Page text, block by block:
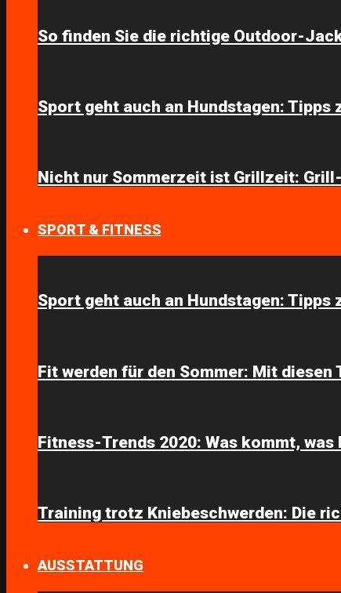
So finden Sie die richtige Outdoor-
Sport geht auch an Hundstagen: Tipps
Nicht nur Sommerzeit ist Grillzeit:
SPORT & FITNESS
Sport geht auch an Hundstagen: Tipps
Fit werden für den Sommer: Mit diesen
Fitness-Trends 2020: Was kommt, was
Training trotz Kniebeschwerden: Die
AUSSTATTUNG